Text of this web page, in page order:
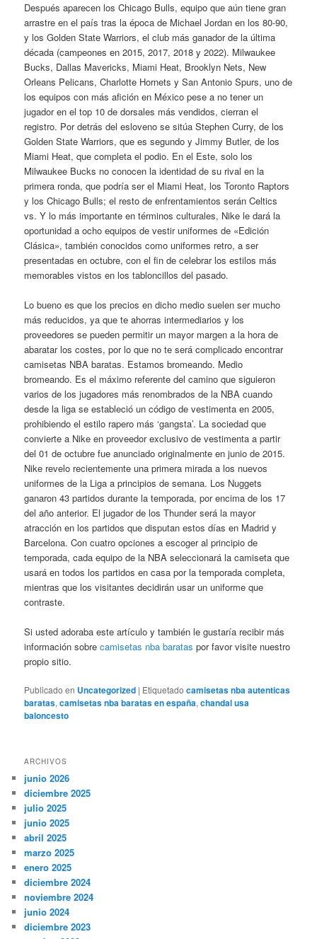
Después aparecen los Chicago Bulls, equipo que aún tiene gran
arrastre en el país tras la época de Michael Jordan en los 80-90,
y los Golden State Warriors, el club más ganador de la última
década (campeones en 2015, 2017, 2018 y 2022). Milwaukee
Bucks, Dallas Mavericks, Miami Heat, Brooklyn Nets, New
Orleans Pelicans, Charlotte Hornets y San Antonio Spurs, uno de
los equipos con más afición en México pese a no tener un
jugador en el top 10 de dorsales más vendidos, cierran el
registro. Por detrás del esloveno se sitúa Stephen Curry, de los
Golden State Warriors, que es segundo y Jimmy Butler, de los
Miami Heat, que completa el podio. En el Este, solo los
Milwaukee Bucks no conocen la identidad de su rival en la
primera ronda, que podría ser el Miami Heat, los Toronto Raptors
y los Chicago Bulls; el resto de enfrentamientos serán Celtics
vs. Y lo más importante en términos culturales, Nike le dará la
oportunidad a ocho equipos de vestir uniformes de «Edición
Clásica», también conocidos como uniformes retro, a ser
presentadas en octubre, con el fin de celebrar los estilos más
memorables vistos en los tabloncillos del pasado.
Lo bueno es que los precios en dicho medio suelen ser mucho
más reducidos, ya que te ahorras intermediarios y los
proveedores se pueden permitir un mayor margen a la hora de
abaratar los costes, por lo que no te será complicado encontrar
camisetas NBA baratas. Estamos bromeando. Medio
bromeando. Es el máximo referente del camino que siguieron
varios de los jugadores más renombrados de la NBA cuando
desde la liga se estableció un código de vestimenta en 2005,
prohibiendo el estilo rapero más ‘gangsta’. La sociedad que
convierte a Nike en proveedor exclusivo de vestimenta a partir
del 01 de octubre fue anunciado originalmente en junio de 2015.
Nike revelo recientemente una primera mirada a los nuevos
uniformes de la Liga a principios de semana. Los Nuggets
ganaron 43 partidos durante la temporada, por encima de los 17
del año anterior. El jugador de los Thunder será la mayor
atracción en los partidos que disputan estos días en Madrid y
Barcelona. Con cuatro opciones a escoger al principio de
temporada, cada equipo de la NBA seleccionará la camiseta que
usará en todos los partidos en casa por la temporada completa,
mientras que los visitantes decidirán usar un uniforme que
contraste.
Si usted adoraba este artículo y también le gustaría recibir más
información sobrecamisetas nba baratas por favor visite nuestro
propio sitio.
Publicado en Uncategorized | Etiquetado camisetas nba autenticas
baratas,camisetas nba baratas en españa,chandal usa
baloncesto
ARCHIVOS
junio 2026
diciembre 2025
julio 2025
junio 2025
abril 2025
marzo 2025
enero 2025
diciembre 2024
noviembre 2024
junio 2024
diciembre 2023